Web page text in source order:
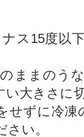
ス15度以
ままのう
い大きさに
せずに冷凍
い。